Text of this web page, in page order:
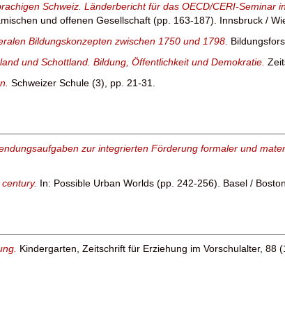
Schweiz. Länderbericht für das OECD/CERI-Seminar
und offenen Gesellschaft (pp. 163-187). Innsbruck /
Bildungskonzepten zwischen 1750 und 1798.
und Schottland. Bildung, Öffentlichkeit und Demokratie.
Schweizer Schule (3), pp. 21-31.
zur integrierten Förderung formaler und
In: Possible Urban Worlds (pp. 242-256). Basel /
Kindergarten, Zeitschrift für Erziehung im Vorschulalter, 88